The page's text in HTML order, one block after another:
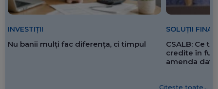
INVESTIȚII
Nu banii mulți fac diferența, ci timpul
SOLUȚII
CSALB: Ce
credite în
amenda
Citește toate...